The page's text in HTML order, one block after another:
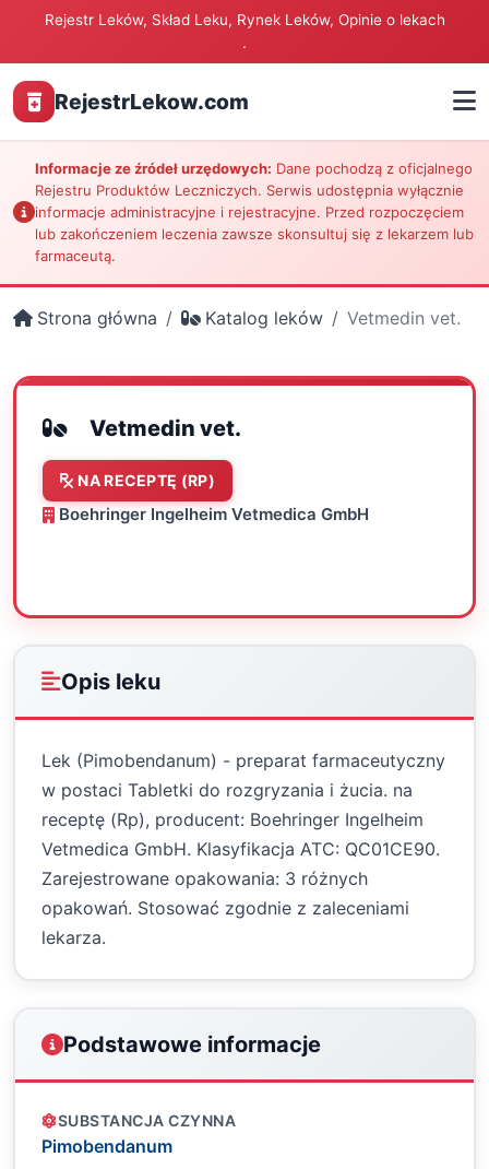
Rejestr Leków, Skład Leku, Rynek Leków, Opinie o lekach
.
RejestrLekow.com
Informacje ze źródeł urzędowych: Dane pochodzą z oficjalnego
Rejestru Produktów Leczniczych. Serwis udostępnia wyłącznie
informacje administracyjne i rejestracyjne. Przed rozpoczęciem
lub zakończeniem leczenia zawsze skonsultuj się z lekarzem lub
farmaceutą.
Strona główna Katalog leków Vetmedin vet.
Vetmedin vet.
NA RECEPTĘ (RP)
Boehringer Ingelheim Vetmedica GmbH
Opis leku
Lek (Pimobendanum) - preparat farmaceutyczny
w postaci Tabletki do rozgryzania i żucia. na
receptę (Rp), producent: Boehringer Ingelheim
Vetmedica GmbH. Klasyfikacja ATC: QC01CE90.
Zarejestrowane opakowania: 3 różnych
opakowań. Stosować zgodnie z zaleceniami
lekarza.
Podstawowe informacje
SUBSTANCJA CZYNNA
Pimobendanum